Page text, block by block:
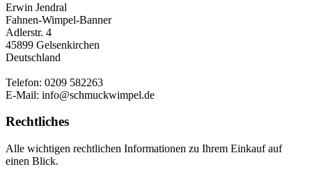
Erwin Jendral
Fahnen-Wimpel-Banner
Adlerstr. 4
45899 Gelsenkirchen
Deutschland
Telefon: 0209 582263
E-Mail: info@schmuckwimpel.de
Rechtliches
Alle wichtigen rechtlichen Informationen zu Ihrem Einkauf auf
einen Blick.